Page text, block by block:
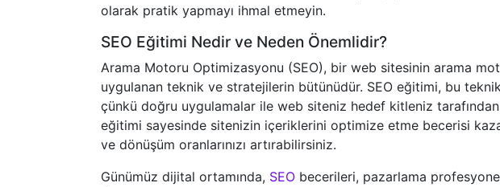
olarak pratik yapmayı ihmal etmeyin.
SEO Eğitimi Nedir ve Neden Önemlidir?
Arama Motoru Optimizasyonu (SEO), bir web sitesinin arama
uygulanan teknik ve stratejilerin bütünüdür. SEO eğitimi, bu
çünkü doğru uygulamalar ile web siteniz hedef kitleniz
eğitimi sayesinde sitenizin içeriklerini optimize etme becerisi
ve dönüşüm oranlarınızı artırabilirsiniz.
Günümüz dijital ortamında, SEO becerileri, pazarlama